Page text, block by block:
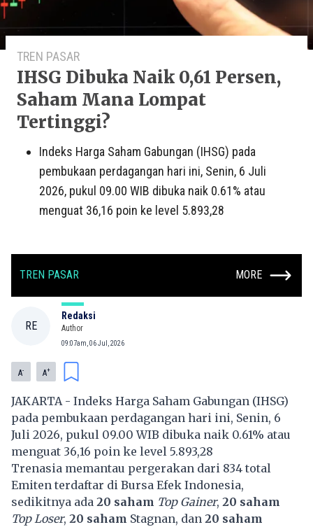
TREN PASAR
IHSG Dibuka Naik 0,61 Persen,
Saham Mana Lompat
Tertinggi?
Indeks Harga Saham Gabungan (IHSG) pada
pembukaan perdagangan hari ini, Senin, 6 Juli
2026, pukul 09.00 WIB dibuka naik 0.61% atau
menguat 36,16 poin ke level 5.893,28
TREN PASAR MORE
RE
Redaksi
Author
09:07am, 06 Jul, 2026
A- A+
JAKARTA - Indeks Harga Saham Gabungan (IHSG)
pada pembukaan perdagangan hari ini, Senin, 6
Juli 2026, pukul 09.00 WIB dibuka naik 0.61% atau
menguat 36,16 poin ke level 5.893,28
Trenasia memantau pergerakan dari 834 total
Emiten terdaftar di Bursa Efek Indonesia,
sedikitnya ada 20 saham Top Gainer, 20 saham
Top Loser, 20 saham Stagnan, dan 20 saham